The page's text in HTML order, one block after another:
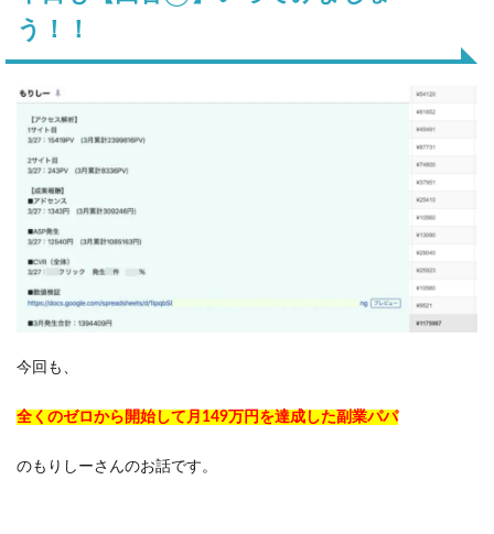
う！！
今回も、
全くのゼロから開始して月149万円を達成した副業パパ
のもりしーさんのお話です。